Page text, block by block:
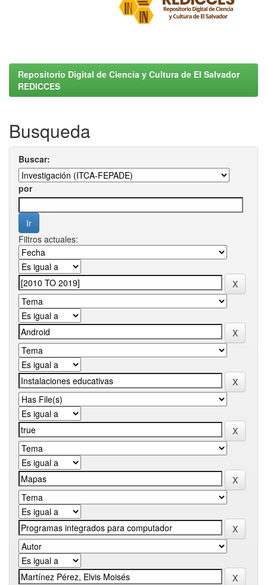
Repositorio Digital de Ciencia y Cultura de El Salvador
REDICCES
Busqueda
Buscar:
por
Filtros actuales: